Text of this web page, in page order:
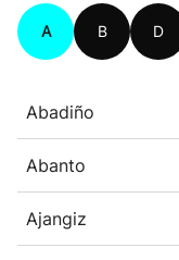
A B D
Abadiño
Abanto
Ajangiz